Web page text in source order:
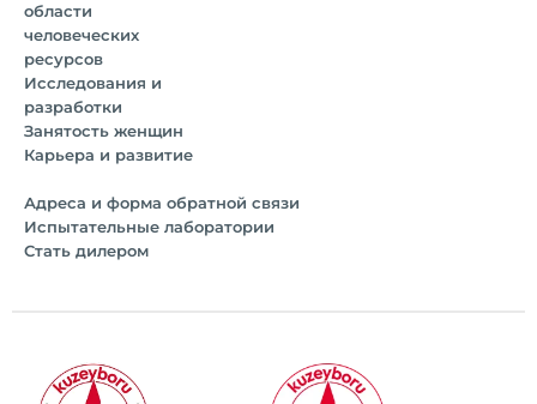
области
человеческих
ресурсов
Исследования и
разработки
Занятость женщин
Карьера и развитие
Адреса и форма обратной связи
Испытательные лаборатории
Стать дилером